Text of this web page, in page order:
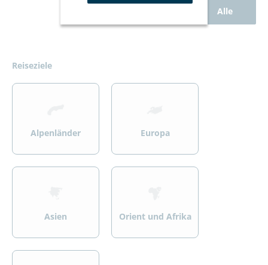
Alle
Reiseziele
>
Alpenländer
>
Europa
>
Asien
>
Orient und Afrika
>